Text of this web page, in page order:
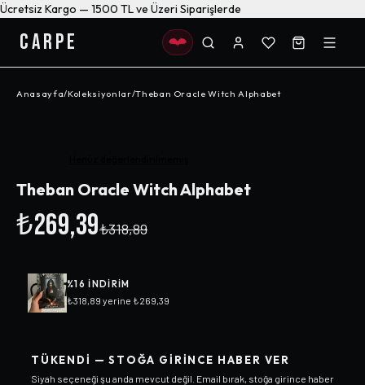
Ücretsiz Kargo — 1500 TL ve Üzeri Siparişlerde
CARPE
Anasayfa/Koleksiyonlar/Theban Oracle Witch Alphabet
Theban Oracle Witch Alphabet
₺269,39₺318,89
%16 INDIRIM
₺318,89 yerine ₺269,39
TÜKENDI — STOĞA GIRINCE HABER VER
Siyah seçeneği şu anda mevcut değil. Email bırak, stoğa girince haber